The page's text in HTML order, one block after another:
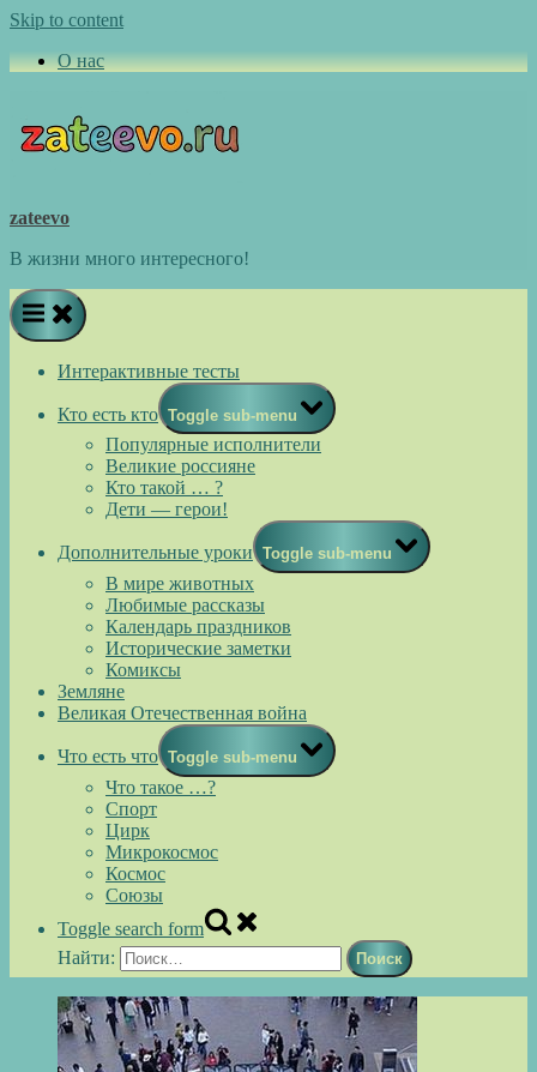
Skip to content
О нас
zateevo
В жизни много интересного!
Интерактивные тесты
Кто есть кто Toggle sub-menu
Популярные исполнители
Великие россияне
Кто такой … ?
Дети — герои!
Дополнительные уроки Toggle sub-menu
В мире животных
Любимые рассказы
Календарь праздников
Исторические заметки
Комиксы
Земляне
Великая Отечественная война
Что есть что Toggle sub-menu
Что такое …?
Спорт
Цирк
Микрокосмос
Космос
Союзы
Toggle search form
Найти: